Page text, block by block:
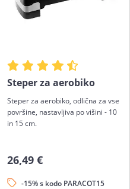
Steper za aerobiko
Steper za aerobiko, odlična za vse
površine, nastavljiva po višini - 10
in 15 cm.
26,49 €
-15% s kodo PARACOT15